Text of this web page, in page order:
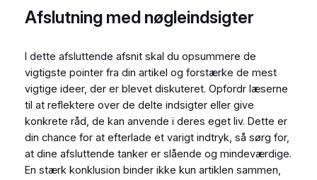
Afslutning med nøgleindsigter
I dette afsluttende afsnit skal du opsummere de
vigtigste pointer fra din artikel og forstærke de mest
vigtige ideer, der er blevet diskuteret. Opfordr læserne
til at reflektere over de delte indsigter eller give
konkrete råd, de kan anvende i deres eget liv. Dette er
din chance for at efterlade et varigt indtryk, så sørg for,
at dine afsluttende tanker er slående og mindeværdige.
En stærk konklusion binder ikke kun artiklen sammen,